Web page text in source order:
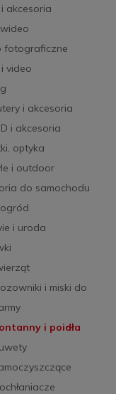
akcesoria
fotograficzne
video
i akcesoria
i akcesoria
optyka
i outdoor
do samochodu
i uroda
i miski do
i poidła